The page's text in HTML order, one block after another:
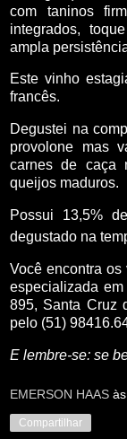
com taninos
integrados,
ampla
Este vinho
francês.
Degustei na
provolone mas
carnes de caça
queijos maduros.
Possui 13,5%
degustado na
Você encontra
especializada
895, Santa Cruz
pelo (51)
E lembre-se: se
EMERSON HAAS às
Compartilhar